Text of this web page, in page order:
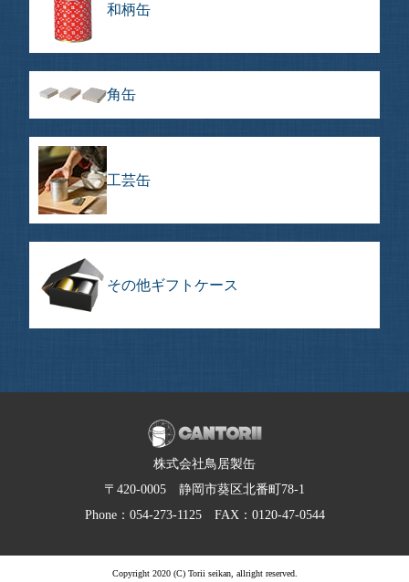
和柄缶
角缶
工芸缶
その他ギフトケース
株式会社鳥居製缶
〒420-0005 静岡市葵区北番町78-1
Phone：054-273-1125 FAX：0120-47-0544
Copyright 2020 (C) Torii seikan, allright reserved.